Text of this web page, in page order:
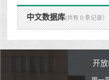
中文数据库(共有 0 条记录）
开放